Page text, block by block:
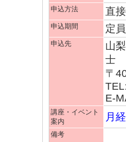
申込方法 直
申込期間 定
申込先
山
士
〒
E-
講座・イベント
案内
月
備考